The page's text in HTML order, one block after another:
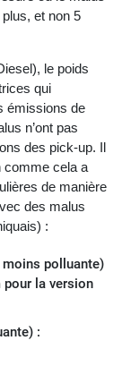
et non 5
le poids
qui
émissions de
n’ont pas
des pick-up. Il
comme cela a
de manière
des malus
:
polluante)
pour la version
: